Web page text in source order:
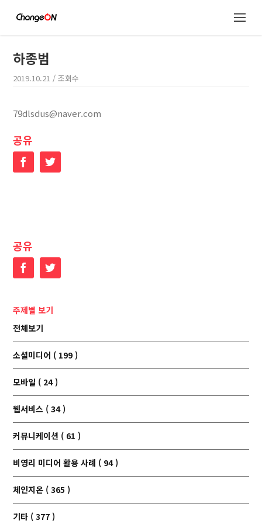
하종범
2019.10.21 / 조회수
79dlsdus@naver.com
공유
FacebookTwitter
공유
FacebookTwitter
주제별 보기
전체보기
소셜미디어 ( 199 )
모바일 ( 24 )
웹서비스 ( 34 )
커뮤니케이션 ( 61 )
비영리 미디어 활용 사례 ( 94 )
체인지온 ( 365 )
기타 ( 377 )